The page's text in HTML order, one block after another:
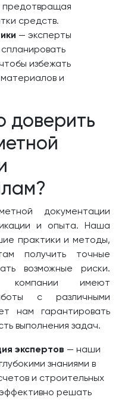
предотвращая
средств.
— эксперты
избежать
и
доверить
документации
и опыта. Наша
практики и методы,
получить точные
возможные риски.
компании имеют
с различными
нам гарантировать
выполнения задач.
экспертов — наши
знаниями в
и строительных
решать